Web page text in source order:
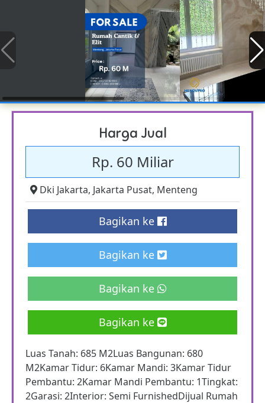
Harga Jual
Rp. 60 Miliar
Dki Jakarta, Jakarta Pusat, Menteng
Bagikan ke
Bagikan ke
Bagikan ke
Bagikan ke
Luas Tanah: 685 M2Luas Bangunan: 680
M2Kamar Tidur: 6Kamar Mandi: 3Kamar Tidur
Pembantu: 2Kamar Mandi Pembantu: 1Tingkat:
2Garasi: 2Interior: Semi FurnishedDijual Rumah